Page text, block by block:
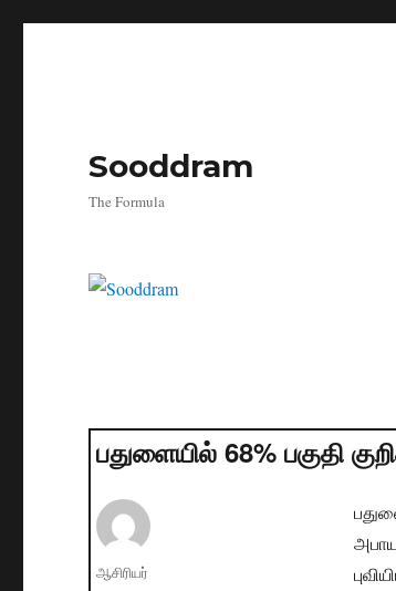
Sooddram
The Formula
பதுளையில் 68% பகுதி
Author
ஆசிரியர்